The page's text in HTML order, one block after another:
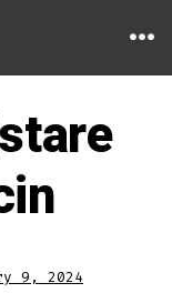
9, 2024